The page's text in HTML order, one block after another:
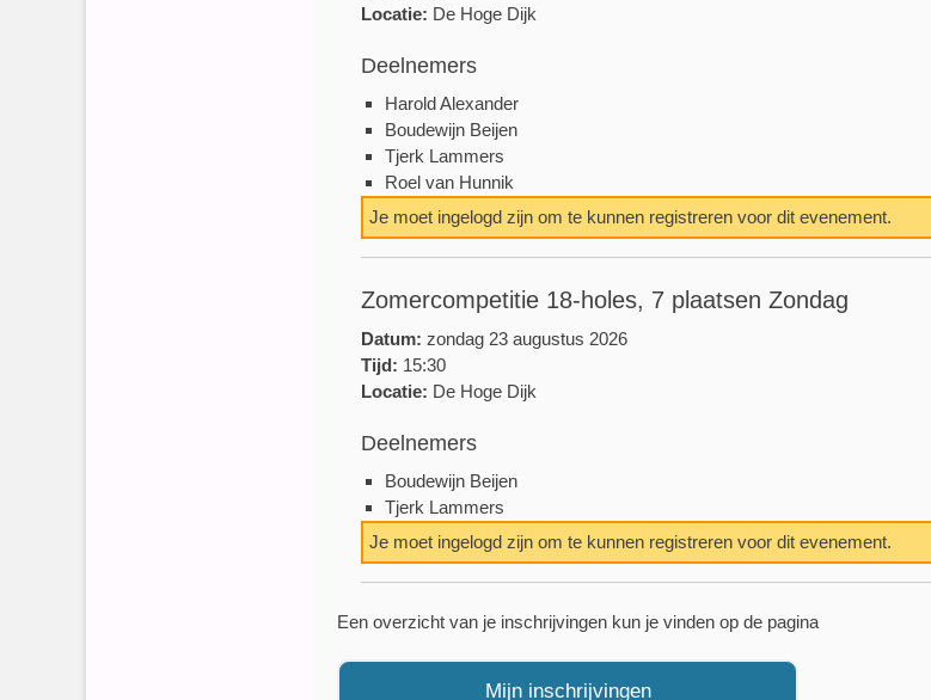
Locatie: De Hoge Dijk
Deelnemers
Harold Alexander
Boudewijn Beijen
Tjerk Lammers
Roel van Hunnik
Je moet ingelogd zijn om te kunnen registreren voor dit evenement.
Zomercompetitie 18-holes, 7 plaatsen Zondag
Datum: zondag 23 augustus 2026
Tijd: 15:30
Locatie: De Hoge Dijk
Deelnemers
Boudewijn Beijen
Tjerk Lammers
Je moet ingelogd zijn om te kunnen registreren voor dit evenement.
Een overzicht van je inschrijvingen kun je vinden op de pagina
Mijn inschrijvingen